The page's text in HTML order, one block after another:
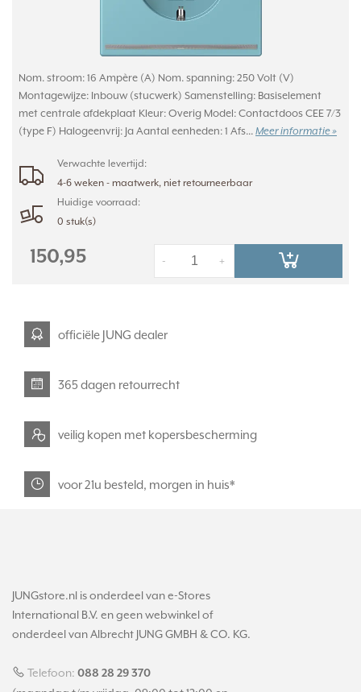
Nom. stroom: 16 Ampère (A) Nom. spanning: 250 Volt (V)
Montagewijze: Inbouw (stucwerk) Samenstelling: Basiselement
met centrale afdekplaat Kleur: Overig Model: Contactdoos CEE 7/3
(type F) Halogeenvrij: Ja Aantal eenheden: 1 Afs... Meer informatie »
Verwachte levertijd:
4-6 weken - maatwerk, niet retourneerbaar
Huidige voorraad:
0 stuk(s)
150,95 +
-
officiële JUNG dealer
365 dagen retourrecht
veilig kopen met kopersbescherming
voor 21u besteld, morgen in huis*
JUNGstore.nl is onderdeel van e-Stores
International B.V. en geen webwinkel of
onderdeel van Albrecht JUNG GMBH & CO. KG.
Telefoon: 088 28 29 370